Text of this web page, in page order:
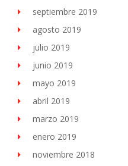
septiembre 2019
agosto 2019
julio 2019
junio 2019
mayo 2019
abril 2019
marzo 2019
enero 2019
noviembre 2018